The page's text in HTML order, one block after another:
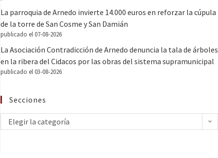
La parroquia de Arnedo invierte 14.000 euros en reforzar la cúpula
de la torre de San Cosme y San Damián
publicado el 07-08-2026
La Asociación Contradicción de Arnedo denuncia la tala de árboles
en la ribera del Cidacos por las obras del sistema supramunicipal
publicado el 03-08-2026
Secciones
Elegir la categoría